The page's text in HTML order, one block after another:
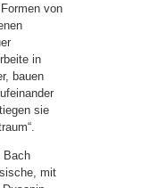
von
in
bauen
sie
Bach
mit